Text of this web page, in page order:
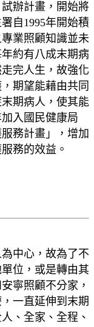
辦計畫，開始將
自1995年開始積
業照顧知識並未
約有八成末期病
完人生，故強化
期望能藉由共同
期病人，使其能
入國民健康局
務計畫」，增加
務的效益。
中心，故為了不
位，或是轉由其
寧照顧不分家，
一直延伸到末期
、全家、全程、